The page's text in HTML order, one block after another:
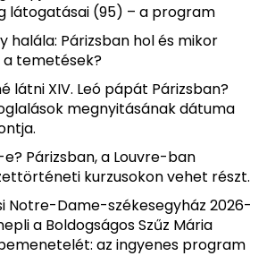
látogatásai (95) – a program
halála: Párizsban hol és mikor
a temetések?
látni XIV. Leó pápát Párizsban?
megnyitásának dátuma
Párizsban, a Louvre-ban
kurzusokon vehet részt.
Notre-Dame-székesegyház 2026-
a Boldogságos Szűz Mária
az ingyenes program